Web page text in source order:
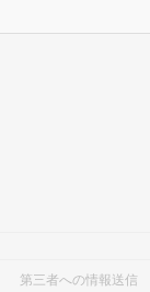
第三者への情報送信